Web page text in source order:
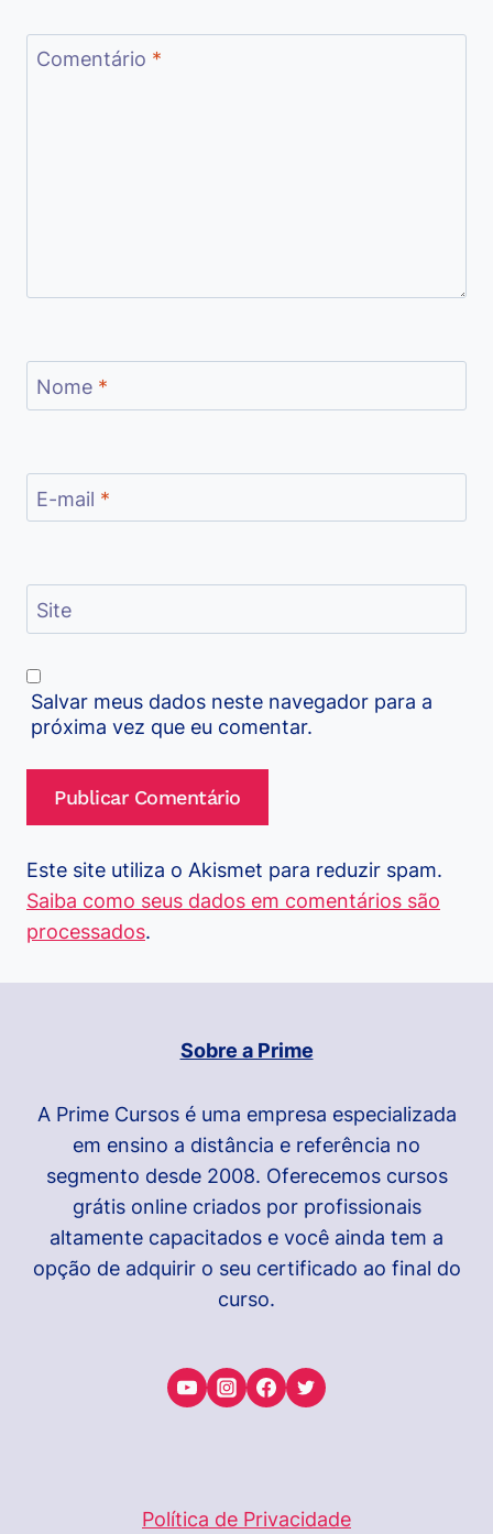
Comentário *
Nome *
E-mail *
Site
Salvar meus dados neste navegador para a
próxima vez que eu comentar.
Este site utiliza o Akismet para reduzir spam.
Saiba como seus dados em comentários são
processados.
Sobre a Prime
A Prime Cursos é uma empresa especializada
em ensino a distância e referência no
segmento desde 2008. Oferecemos cursos
grátis online criados por profissionais
altamente capacitados e você ainda tem a
opção de adquirir o seu certificado ao final do
curso.
Política de Privacidade